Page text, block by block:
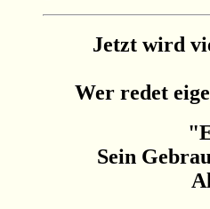
Jetzt wird
Wer redet
Sein